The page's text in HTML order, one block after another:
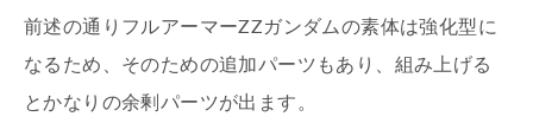
前述の通りフルアーマーZZガンダムの素体は強化型に
なるため、そのための追加パーツもあり、組み上げる
とかなりの余剰パーツが出ます。